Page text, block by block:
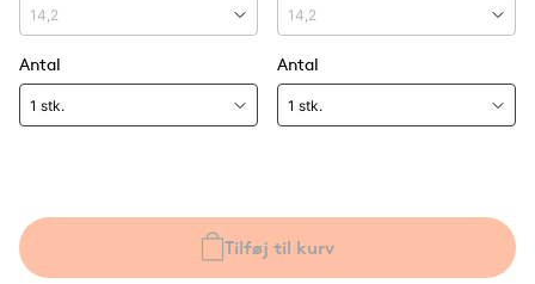
Antal Antal
Tilføj til kurv